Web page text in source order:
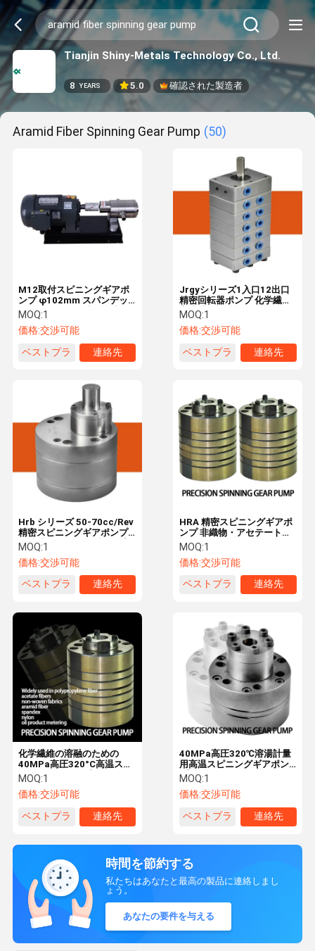
Tianjin Shiny-Metals Technology Co., Ltd.
8 YEARS 5.0 確認された製造者
Aramid Fiber Spinning Gear Pump (50)
M12取付スピニングギアポ
ンプ φ102mm スパンデッ
クス・アラミド繊維紡績用
MOQ:1
価格:交渉可能
ベストプラ
連絡先
Jrgyシリーズ1入口12出口
精密回転器ポンプ 化学繊維
高速油化
MOQ:1
価格:交渉可能
ベストプラ
連絡先
Hrb シリーズ 50-70cc/Rev
精密スピニングギアポンプ
合成繊維用メルトブロー計
量ポンプ
MOQ:1
価格:交渉可能
ベストプラ
連絡先
HRA 精密スピニングギアポ
ンプ 非織物・アセテート繊
維用
MOQ:1
価格:交渉可能
ベストプラ
連絡先
化学繊維の溶融のための
40MPa高圧320°C高温スピ
ニングギアポンプ
MOQ:1
価格:交渉可能
ベストプラ
連絡先
40MPa高圧320℃溶湯計量
用高温スピニングギアポン
プ
MOQ:1
価格:交渉可能
ベストプラ
連絡先
時間を節約する
私たちはあなたと最高の製品に連絡しまし
ょう。
あなたの要件を与える